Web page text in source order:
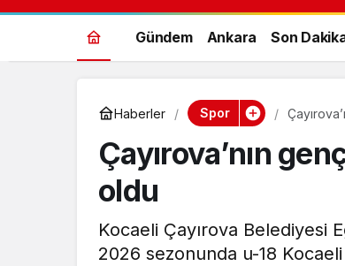
Gündem Ankara Son
Haberler Spor
Çayırova’nın
oldu
Kocaeli Çayırova Belediyesi
2026 sezonunda u-18Gündem